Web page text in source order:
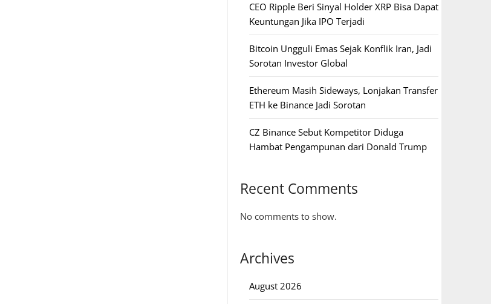
CEO Ripple Beri Sinyal Holder XRP Bisa Dapat
Keuntungan Jika IPO Terjadi
Bitcoin Ungguli Emas Sejak Konflik Iran, Jadi
Sorotan Investor Global
Ethereum Masih Sideways, Lonjakan Transfer
ETH ke Binance Jadi Sorotan
CZ Binance Sebut Kompetitor Diduga
Hambat Pengampunan dari Donald Trump
Recent Comments
No comments to show.
Archives
August 2026